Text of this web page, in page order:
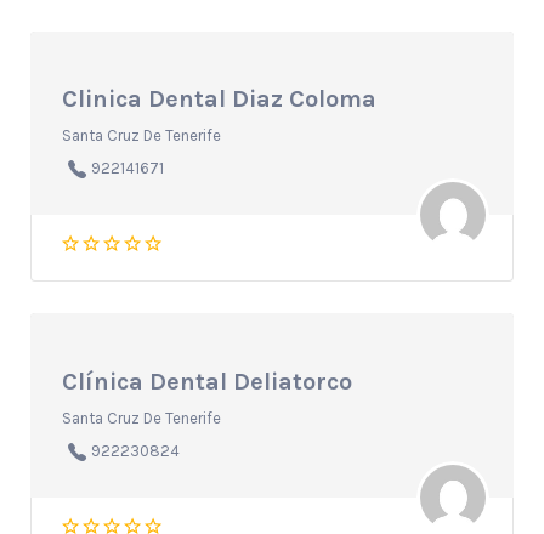
Clinica Dental Diaz Coloma
Santa Cruz De Tenerife
922141671
Clínica Dental Deliatorco
Santa Cruz De Tenerife
922230824